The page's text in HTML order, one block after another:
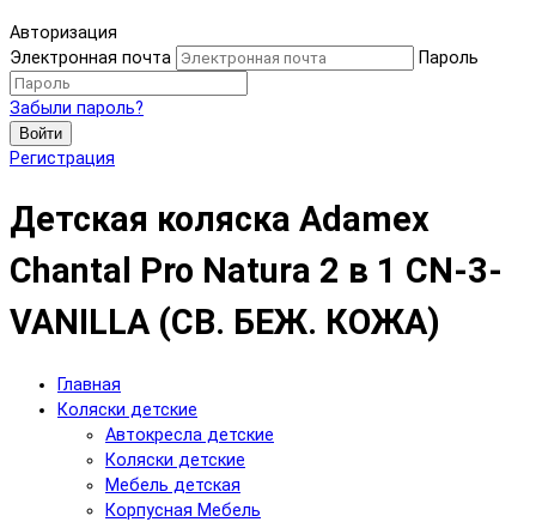
Авторизация
Электронная почта
Пароль
Забыли пароль?
Войти
Регистрация
Детская коляска Adamex
Chantal Pro Natura 2 в 1 CN-3-
VANILLA (СВ. БЕЖ. КОЖА)
Главная
Коляски детские
Автокресла детские
Коляски детские
Мебель детская
Корпусная Мебель